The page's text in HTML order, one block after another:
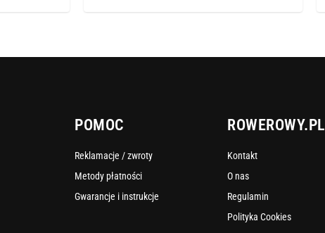
POMOC
Reklamacje / zwroty
Metody płatności
Gwarancje i instrukcje
ROWEROWY.PL
Kontakt
O nas
Regulamin
Polityka Cookies